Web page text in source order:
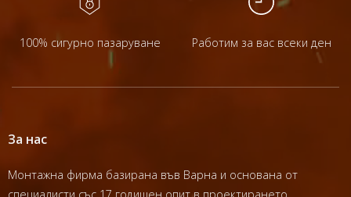
100% сигурно пазаруване Работим за вас всеки ден
За нас
Монтажна фирма базирана във Варна и основана от